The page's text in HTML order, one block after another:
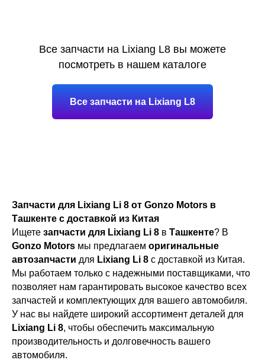
Все запчасти на Lixiang L8 вы можете
посмотреть в нашем каталоге
Все запчасти на Lixiang L8
Запчасти для Lixiang Li 8 от Gonzo Motors в
Ташкенте с доставкой из Китая
Ищете запчасти для Lixiang Li 8 в Ташкенте? В
Gonzo Motors мы предлагаем оригинальные
автозапчасти для Lixiang Li 8 с доставкой из Китая.
Мы работаем только с надежными поставщиками, что
позволяет нам гарантировать высокое качество всех
запчастей и комплектующих для вашего автомобиля.
У нас вы найдете широкий ассортимент деталей для
Lixiang Li 8, чтобы обеспечить максимальную
производительность и долговечность вашего
автомобиля.